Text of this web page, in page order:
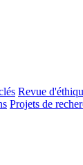
Revue
Projets de